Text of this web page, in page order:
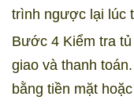
trình ngược lại lúc
Bước 4 Kiểm tra
giao và thanh
bằng tiền mặt